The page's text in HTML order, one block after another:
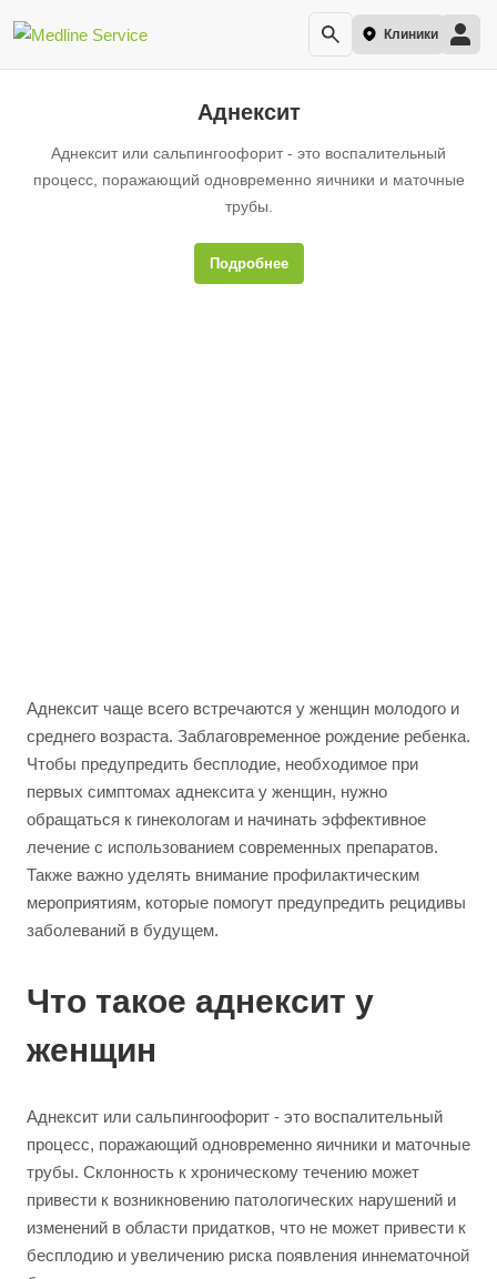
Клиники
Аднексит
Аднексит или сальпингоофорит - это воспалительный
процесс, поражающий одновременно яичники и маточные
трубы.
Подробнее
Аднексит чаще всего встречаются у женщин молодого и
среднего возраста. Заблаговременное рождение ребенка.
Чтобы предупредить бесплодие, необходимое при
первых симптомах аднексита у женщин, нужно
обращаться к гинекологам и начинать эффективное
лечение с использованием современных препаратов.
Также важно уделять внимание профилактическим
мероприятиям, которые помогут предупредить рецидивы
заболеваний в будущем.
Что такое аднексит у
женщин
Аднексит или сальпингоофорит - это воспалительный
процесс, поражающий одновременно яичники и маточные
трубы. Склонность к хроническому течению может
привести к возникновению патологических нарушений и
изменений в области придатков, что не может привести к
бесплодию и увеличению риска появления иннематочной